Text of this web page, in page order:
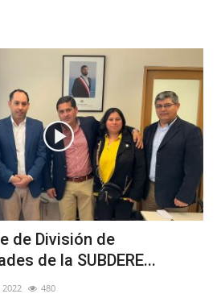
de División de
de la SUBDERE...
480